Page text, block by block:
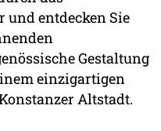
entdecken Sie
Gestaltung
einzigartigen
Altstadt.